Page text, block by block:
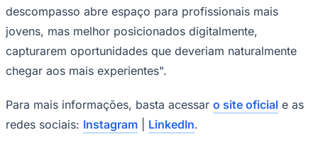
descompasso abre espaço para profissionais mais
jovens, mas melhor posicionados digitalmente,
capturarem oportunidades que deveriam naturalmente
chegar aos mais experientes".
Para mais informações, basta acessar o site oficial e as
redes sociais: Instagram LinkedIn.